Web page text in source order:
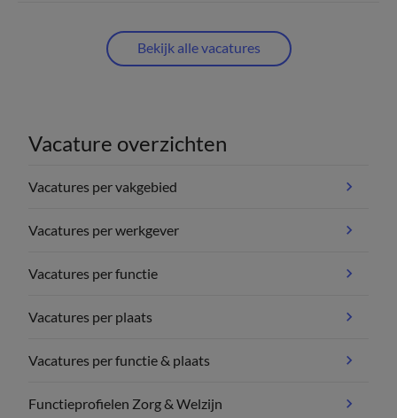
Bekijk alle vacatures
Vacature overzichten
Vacatures per vakgebied
Vacatures per werkgever
Vacatures per functie
Vacatures per plaats
Vacatures per functie & plaats
Functieprofielen Zorg & Welzijn